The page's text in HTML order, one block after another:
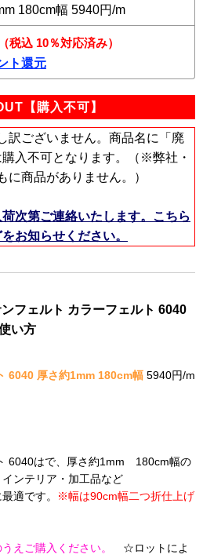
180cm幅 5940円/m
（税込 10％対応済み）
ト還元
【購入不可】
訳ございません。商品名に「廃
入不可となります。（※弊社・
に商品がありません。）
次第ご連絡いたします。こちら
お知らせください。
フェルト カラーフェルト 6040
い方
6040 厚さ約1mm 180cm幅 5940円/m
6040はで、厚さ約1mm 180cm幅の
ンテリア・加工品など
適です。
※幅は90cm幅二つ折仕上げ
えご購入ください。
☆ロットによ